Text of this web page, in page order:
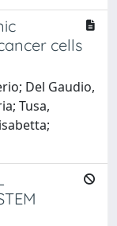
cells
Del Gaudio,
Tusa,